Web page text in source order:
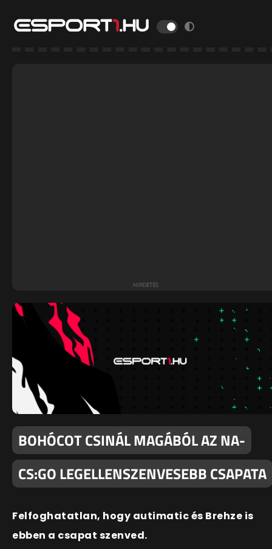
BOHÓCOT CSINÁL MAGÁBÓL AZ NA-
CS:GO LEGELLENSZENVESEBB CSAPATA
Felfoghatatlan, hogy autimatic és Brehze is
ebben a csapat szenved.